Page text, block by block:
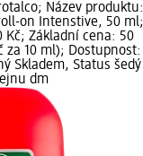
Název produktu:
on Intenstive, 50 ml;
Kč; Základní cena: 50
za 10 ml); Dostupnost:
Skladem, Status šedý
dm